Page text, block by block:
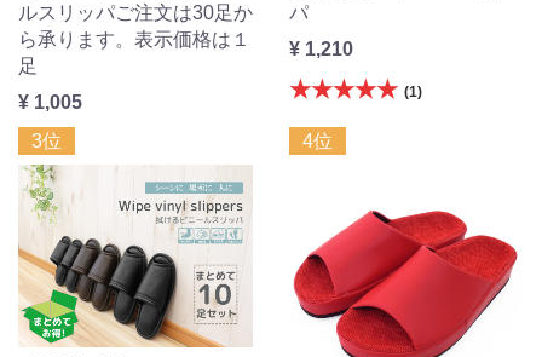
ルスリッパご注文は30足か
ら承ります。表示価格は１
足
¥ 1,005
パ
¥ 1,210
★★★★★ (1)
3位 4位